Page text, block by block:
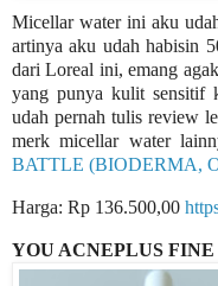
Micellar water ini aku
artinya aku udah habisin
dari Loreal ini, emang
yang punya kulit sensitif
udah pernah tulis review
merk micellar water
BATTLE (BIODERMA,
Harga: Rp 136.500,00
YOU ACNEPLUS